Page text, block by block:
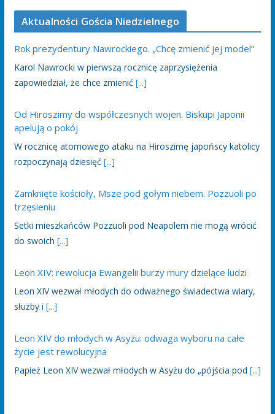
Aktualności Gościa Niedzielnego
Rok prezydentury Nawrockiego. „Chcę zmienić jej model”
Karol Nawrocki w pierwszą rocznicę zaprzysiężenia
zapowiedział, że chce zmienić [...]
Od Hiroszimy do współczesnych wojen. Biskupi Japonii
apelują o pokój
W rocznicę atomowego ataku na Hiroszimę japońscy katolicy
rozpoczynają dziesięć [...]
Zamknięte kościoły, Msze pod gołym niebem. Pozzuoli po
trzęsieniu
Setki mieszkańców Pozzuoli pod Neapolem nie mogą wrócić
do swoich [...]
Leon XIV: rewolucja Ewangelii burzy mury dzielące ludzi
Leon XIV wezwał młodych do odważnego świadectwa wiary,
służby i [...]
Leon XIV do młodych w Asyżu: odwaga wyboru na całe
życie jest rewolucyjna
Papież Leon XIV wezwał młodych w Asyżu do „pójścia pod [...]